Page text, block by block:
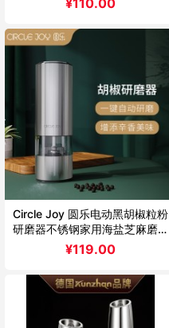
¥110.00
Circle Joy 圆乐电动黑胡椒粒粉
研磨器不锈钢家用海盐芝麻磨碾
粉
¥119.00